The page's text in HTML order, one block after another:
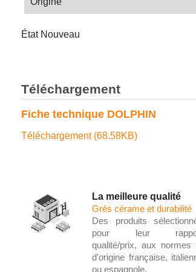
État Nouveau
Téléchargement
Fiche technique DOLPHIN
Téléchargement (68.58KB)
La meilleure qualité
Grés cérame et durabilité
Des produits
pour leur
qualité/prix, aux normes
d'origine française,
ou espagnole.